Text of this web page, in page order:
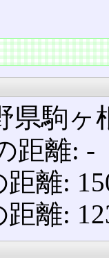
県駒ヶ
距離: ‐
離:
離: